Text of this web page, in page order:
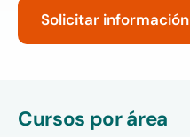
Solicitar información
Cursos por área